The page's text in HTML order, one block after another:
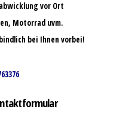
vor Ort
Motorrad uvm.
bei Ihnen vorbei!